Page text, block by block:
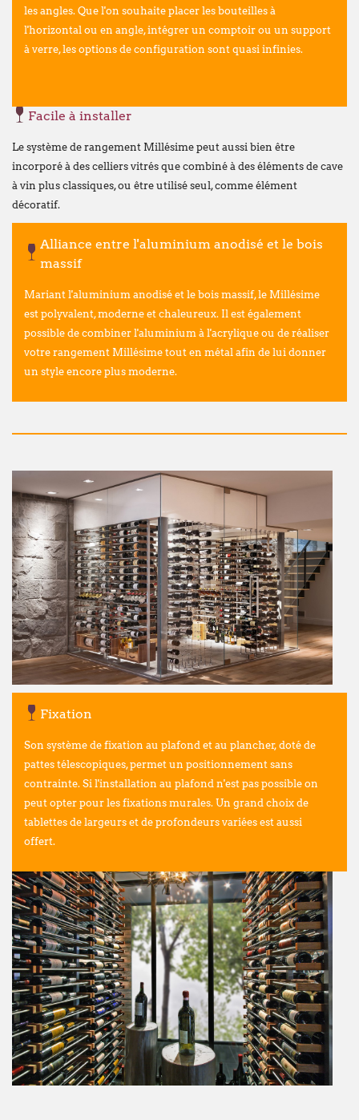
les angles. Que l'on souhaite placer les bouteilles à
l'horizontal ou en angle, intégrer un comptoir ou un support
à verre, les options de configuration sont quasi infinies.
Facile à installer
Le système de rangement Millésime peut aussi bien être
incorporé à des celliers vitrés que combiné à des éléments de cave
à vin plus classiques, ou être utilisé seul, comme élément
décoratif.
Alliance entre l'aluminium anodisé et le bois
massif
Mariant l'aluminium anodisé et le bois massif, le Millésime
est polyvalent, moderne et chaleureux. Il est également
possible de combiner l'aluminium à l'acrylique ou de réaliser
votre rangement Millésime tout en métal afin de lui donner
un style encore plus moderne.
Fixation
Son système de fixation au plafond et au plancher, doté de
pattes télescopiques, permet un positionnement sans
contrainte. Si l'installation au plafond n'est pas possible on
peut opter pour les fixations murales. Un grand choix de
tablettes de largeurs et de profondeurs variées est aussi
offert.
Chers clients,
Par ailleurs, en raison de ces mêmes
fermeture estivale de plusieurs de nos
qu'à l'habitude.
À partir dulundi 24 août, nous aurons
dans nos nouveaux locaux à l'adresse
Broekweg 12W